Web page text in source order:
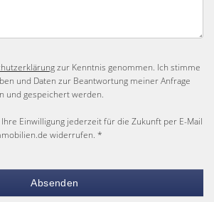
zur Kenntnis genommen. Ich stimme
und Daten zur Beantwortung meiner Anfrage
und gespeichert werden.
Einwilligung jederzeit für die Zukunft per E-Mail
widerrufen. *
Absenden